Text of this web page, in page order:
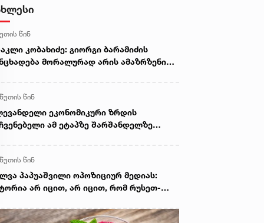
წინ
კობახიძე: გიორგი ბარამიძის
მორალურად არის ამაზრზენი
წინ
ეკონომიკური ზრდის
ამ ეტაპზე შარშანდელზე
ზრდამ შეადგინა 7.9%. ამის
ეფექტიანი ეკონომიკური პოლიტიკა
კორუფციის წინააღმდეგ გადადგმული
სრულად აღმოფხვრილია კორუფცია
წინ
პაპუაშვილი ოპოზიციურ მედიას:
არ იცით, არ იცით, რომ რუსეთ-
დამოკიდებულება. რომ არა